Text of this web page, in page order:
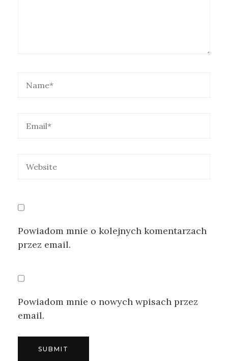
Powiadom mnie o kolejnych komentarzach
przez email.
Powiadom mnie o nowych wpisach przez
email.